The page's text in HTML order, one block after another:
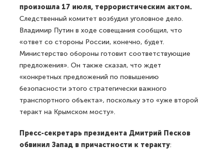
произошла 17 июля, террористическим актом.
Следственный комитет возбудил уголовное дело.
Владимир Путин в ходе совещания сообщил, что
«ответ со стороны России, конечно, будет.
Министерство обороны готовит соответствующие
предложения». Он также сказал, что ждет
«конкретных предложений по повышению
безопасности этого стратегически важного
транспортного объекта», поскольку это «уже второй
теракт на Крымском мосту».
Пресс-секретарь президента Дмитрий Песков
обвинил Запад в причастности к теракту: